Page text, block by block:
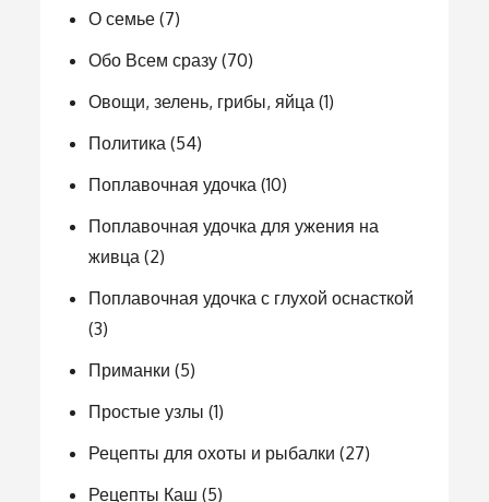
О семье (7)
Обо Всем сразу (70)
Овощи, зелень, грибы, яйца (1)
Политика (54)
Поплавочная удочка (10)
Поплавочная удочка для ужения на
живца (2)
Поплавочная удочка с глухой оснасткой
(3)
Приманки (5)
Простые узлы (1)
Рецепты для охоты и рыбалки (27)
Рецепты Каш (5)